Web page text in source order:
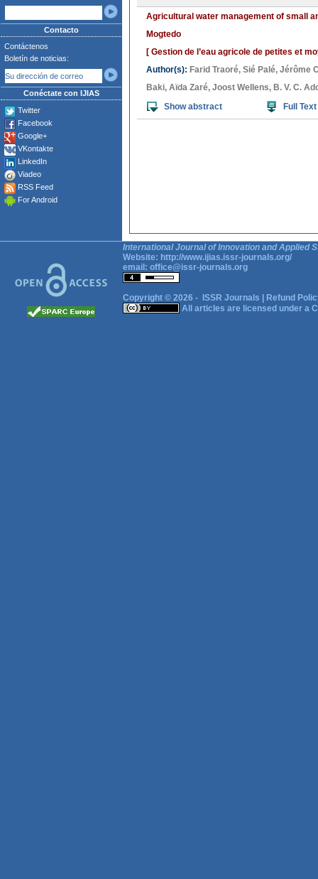
Contacto
Contáctenos
Boletín de noticias:
Conéctate con IJIAS
Twitter
Facebook
Google+
VKontakte
LinkedIn
Viadeo
RSS Feed
For Android
Agricultural water management of small
Mogtedo
[ Gestion de l’eau agricole de petites et
Author(s): Farid Traoré, Sié Palé, Jérôme
Baki, Aïda Zaré, Joost Wellens, B. V. C.
Show abstract
Full Text
International Journal of Innovation and Applied
Website: http://www.ijias.issr-journals.org/
email: office@issr-journals.org
Copyright © 2026 - ISSR Journals
Refund
All articles are licensed under a